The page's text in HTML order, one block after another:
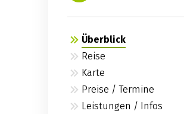
Überblick
Reise
Karte
Preise / Termine
Leistungen / Infos